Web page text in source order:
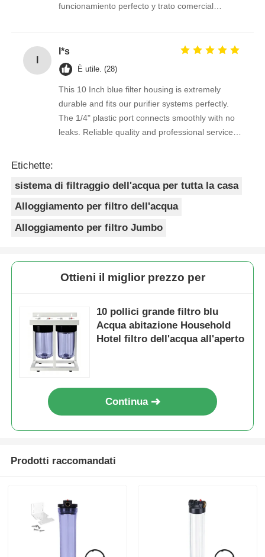
funcionamiento perfecto y trato comercial
I*s
È utile. (28)
This 10 Inch blue filter housing is extremely
durable and fits our purifier systems perfectly.
The 1/4" plastic port connects smoothly with no
leaks. Reliable quality and professional service
Etichette:
sistema di filtraggio dell'acqua per tutta la casa
Alloggiamento per filtro dell'acqua
Alloggiamento per filtro Jumbo
Ottieni il miglior prezzo per
10 pollici grande filtro blu
Acqua abitazione Household
Hotel filtro dell'acqua all'aperto
Continua
Prodotti raccomandati